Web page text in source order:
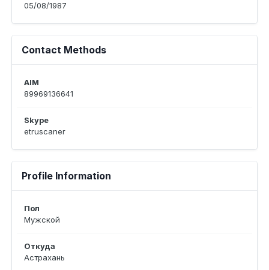
05/08/1987
Contact Methods
AIM
89969136641
Skype
etruscaner
Profile Information
Пол
Мужской
Откуда
Астрахань